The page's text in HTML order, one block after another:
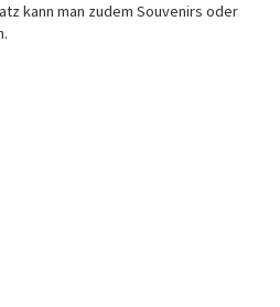
kann man zudem Souvenirs oder